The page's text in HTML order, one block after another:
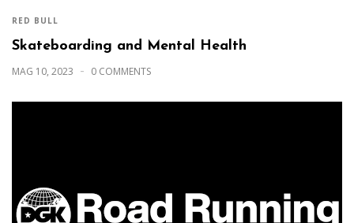
RED BULL
Skateboarding and Mental Health
MAG 10, 2023 0 COMMENTS